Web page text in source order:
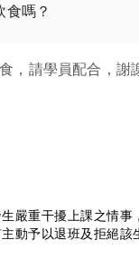
食嗎？
，請學員配合，謝
嚴重干擾上課之情事
動予以退班及拒絕該